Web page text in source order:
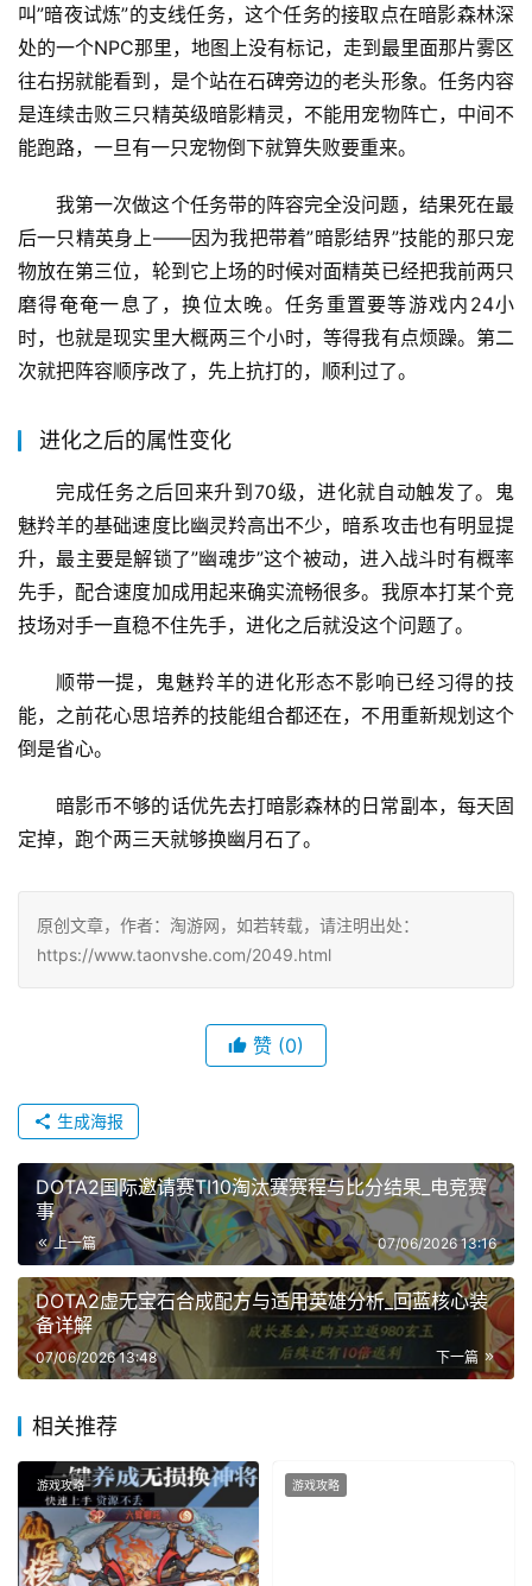
叫”暗夜试炼”的支线任务，这个任务的接取点在暗影森林深
处的一个NPC那里，地图上没有标记，走到最里面那片雾区
往右拐就能看到，是个站在石碑旁边的老头形象。任务内容
是连续击败三只精英级暗影精灵，不能用宠物阵亡，中间不
能跑路，一旦有一只宠物倒下就算失败要重来。
我第一次做这个任务带的阵容完全没问题，结果死在最
后一只精英身上——因为我把带着”暗影结界”技能的那只宠
物放在第三位，轮到它上场的时候对面精英已经把我前两只
磨得奄奄一息了，换位太晚。任务重置要等游戏内24小
时，也就是现实里大概两三个小时，等得我有点烦躁。第二
次就把阵容顺序改了，先上抗打的，顺利过了。
进化之后的属性变化
完成任务之后回来升到70级，进化就自动触发了。鬼
魅羚羊的基础速度比幽灵羚高出不少，暗系攻击也有明显提
升，最主要是解锁了”幽魂步”这个被动，进入战斗时有概率
先手，配合速度加成用起来确实流畅很多。我原本打某个竞
技场对手一直稳不住先手，进化之后就没这个问题了。
顺带一提，鬼魅羚羊的进化形态不影响已经习得的技
能，之前花心思培养的技能组合都还在，不用重新规划这个
倒是省心。
暗影币不够的话优先去打暗影森林的日常副本，每天固
定掉，跑个两三天就够换幽月石了。
原创文章，作者：淘游网，如若转载，请注明出处：
https://www.taonvshe.com/2049.html
赞 (0)
生成海报
DOTA2国际邀请赛TI10淘汰赛赛程与比分结果_电竞赛
事
上一篇 07/06/2026 13:16
DOTA2虚无宝石合成配方与适用英雄分析_回蓝核心装
备详解
下一篇
07/06/2026 13:48
相关推荐
游戏攻略 游戏攻略